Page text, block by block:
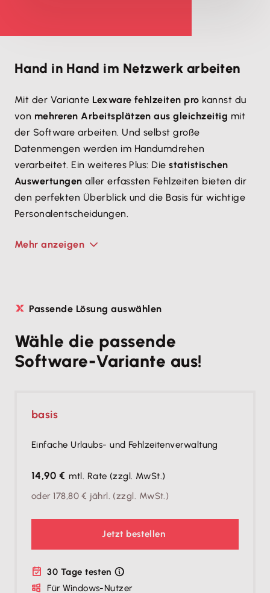
Hand in Hand im Netzwerk arbeiten
Mit der Variante Lexware fehlzeiten pro kannst du
von mehreren Arbeitsplätzen aus gleichzeitig mit
der Software arbeiten. Und selbst große
Datenmengen werden im Handumdrehen
verarbeitet. Ein weiteres Plus: Diestatistischen
Auswertungen aller erfassten Fehlzeiten bieten dir
den perfekten Überblick und die Basis für wichtige
Personalentscheidungen.
Mehr anzeigen
Passende Lösung auswählen
Wähle die passende
Software-Variante aus!
basis
Einfache Urlaubs- und Fehlzeitenverwaltung
14,90 € mtl. Rate (zzgl. MwSt.)
oder178,80 € jährl. (zzgl. MwSt.)
Jetzt bestellen
30 Tage testen
Für Windows-Nutzer